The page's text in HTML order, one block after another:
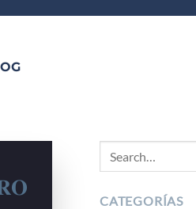
CATEGORÍAS